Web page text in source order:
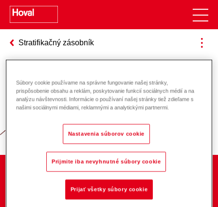
Stratifikačný zásobník
Zodpovednosť za energiu a životné
prostredie
O spoločnosti
Súbory cookie používame na správne fungovanie našej stránky,
prispôsobenie obsahu a reklám, poskytovanie funkcií sociálnych médií a na
analýzu návštevnosti. Informácie o používaní našej stránky tiež zdieľame s
našimi sociálnymi médiami, reklamnými a analytickými partnermi.
Nastavenia súborov cookie
Prijmite iba nevyhnutné súbory cookie
Prijať všetky súbory cookie